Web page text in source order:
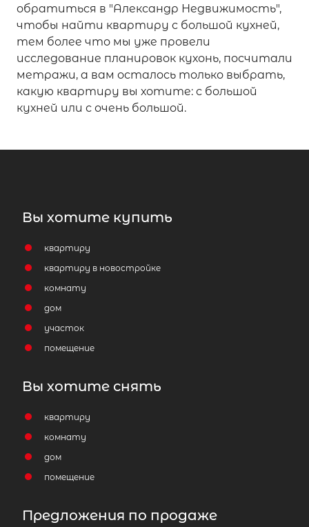
обратиться в "Александр Недвижимость",
чтобы найти квартиру с большой кухней,
тем более что мы уже провели
исследование планировок кухонь, посчитали
метражи, а вам осталось только выбрать,
какую квартиру вы хотите: с большой
кухней или с очень большой.
Вы хотите купить
квартиру
квартиру в новостройке
комнату
дом
участок
помещение
Вы хотите снять
квартиру
комнату
дом
помещение
Предложения по продаже